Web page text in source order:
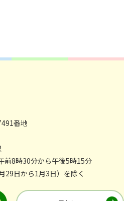
番地
8時30分から午後5時15分
29日から1月3日）を除く